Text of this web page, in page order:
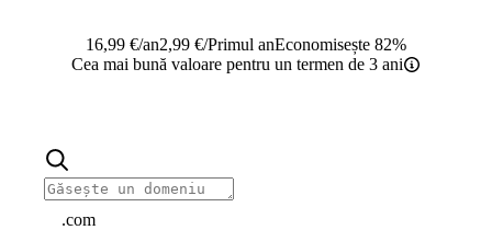
16,99 €/an2,99 €/Primul anEconomisește 82%
Cea mai bună valoare pentru un termen de 3 ani
.com